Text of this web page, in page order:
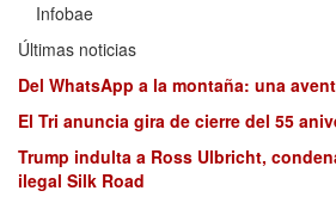
Infobae
Últimas noticias
Del WhatsApp a la montaña: una
El Tri anuncia gira de cierre del 55
Trump indulta a Ross Ulbricht,
ilegal Silk Road